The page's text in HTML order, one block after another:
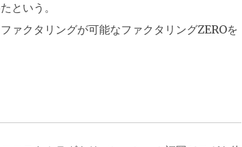
という。
ァクタリングが可能なファクタリングZEROを